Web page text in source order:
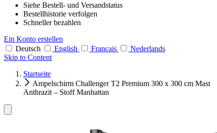
Siehe Bestell- und Versandstatus
Bestellhistorie verfolgen
Schneller bezahlen
Ein Konto erstellen
Deutsch
English Français
Nederlands
Skip to Content
Startseite
Ampelschirm Challenger T2 Premium 300 x 300 cm Mast
Anthrazit – Stoff Manhattan